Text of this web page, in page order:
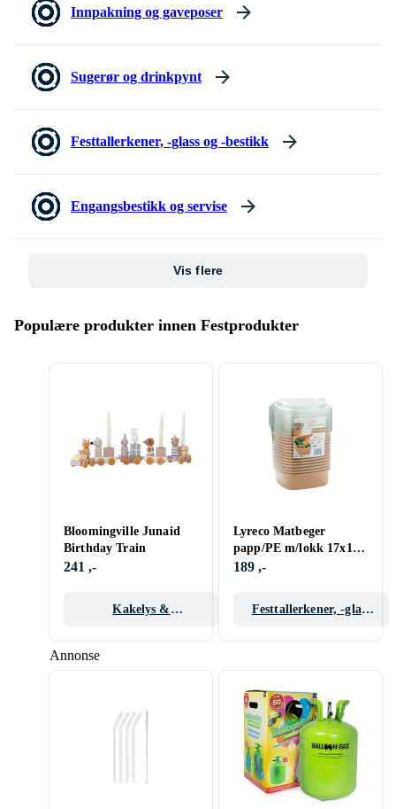
Innpakning og gaveposer
Sugerør og drinkpynt
Festtallerkener, -glass og -bestikk
Engangsbestikk og servise
Vis flere
Populære produkter innen Festprodukter
Annonse
Bloomingville Junaid
Birthday Train
241 ,-
Kakelys &
Lyreco Matbeger
papp/PE m/lokk 17x17
900ml (15)
189 ,-
Festtallerkener, -glass